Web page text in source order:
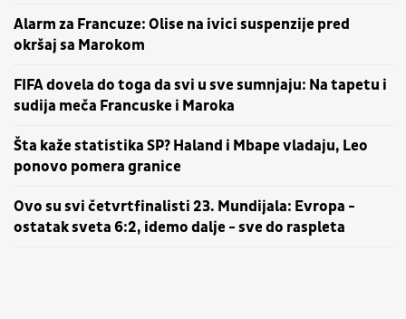
Alarm za Francuze: Olise na ivici suspenzije pred
okršaj sa Marokom
FIFA dovela do toga da svi u sve sumnjaju: Na tapetu i
sudija meča Francuske i Maroka
Šta kaže statistika SP? Haland i Mbape vladaju, Leo
ponovo pomera granice
Ovo su svi četvrtfinalisti 23. Mundijala: Evropa -
ostatak sveta 6:2, idemo dalje - sve do raspleta